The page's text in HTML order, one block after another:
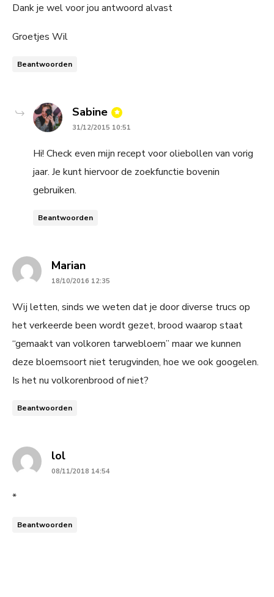
Dank je wel voor jou antwoord alvast
Groetjes Wil
Beantwoorden
Sabine says:
31/12/2015 10:51
Hi! Check even mijn recept voor oliebollen van vorig
jaar. Je kunt hiervoor de zoekfunctie bovenin
gebruiken.
Beantwoorden
Mariansays:
18/10/2016 12:35
Wij letten, sinds we weten dat je door diverse trucs op
het verkeerde been wordt gezet, brood waarop staat
“gemaakt van volkoren tarwebloem” maar we kunnen
deze bloemsoort niet terugvinden, hoe we ook googelen.
Is het nu volkorenbrood of niet?
Beantwoorden
lolsays:
08/11/2018 14:54
*
Beantwoorden